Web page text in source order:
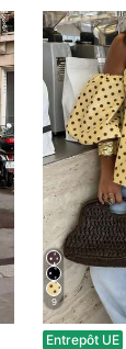
9
Entrepôt UE